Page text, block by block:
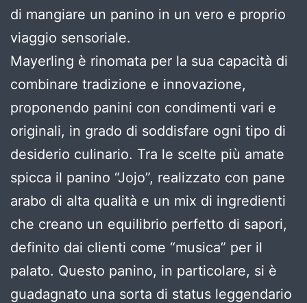
di mangiare un panino in un vero e proprio
viaggio sensoriale.
Mayerling è rinomata per la sua capacità di
combinare tradizione e innovazione,
proponendo panini con condimenti vari e
originali, in grado di soddisfare ogni tipo di
desiderio culinario. Tra le scelte più amate
spicca il panino “Jojo”, realizzato con pane
arabo di alta qualità e un mix di ingredienti
che creano un equilibrio perfetto di sapori,
definito dai clienti come “musica” per il
palato. Questo panino, in particolare, si è
guadagnato una sorta di status leggendario